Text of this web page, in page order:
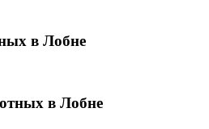
в Лобне
в Лобне